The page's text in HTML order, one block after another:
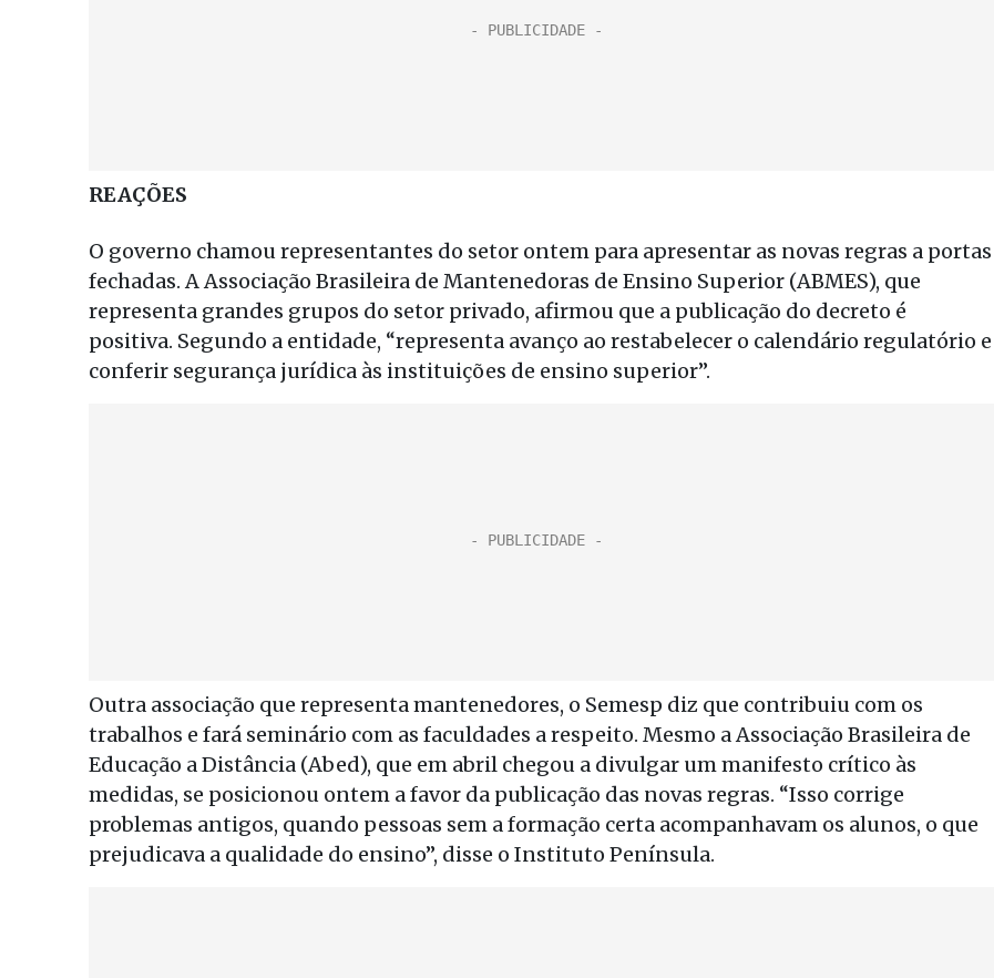
REAÇÕES
O governo chamou representantes do setor ontem para apresentar as novas regras a portas
fechadas. A Associação Brasileira de Mantenedoras de Ensino Superior (ABMES), que
representa grandes grupos do setor privado, afirmou que a publicação do decreto é
positiva. Segundo a entidade, “representa avanço ao restabelecer o calendário regulatório e
conferir segurança jurídica às instituições de ensino superior”.
Outra associação que representa mantenedores, o Semesp diz que contribuiu com os
trabalhos e fará seminário com as faculdades a respeito. Mesmo a Associação Brasileira de
Educação a Distância (Abed), que em abril chegou a divulgar um manifesto crítico às
medidas, se posicionou ontem a favor da publicação das novas regras. “Isso corrige
problemas antigos, quando pessoas sem a formação certa acompanhavam os alunos, o que
prejudicava a qualidade do ensino”, disse o Instituto Península.